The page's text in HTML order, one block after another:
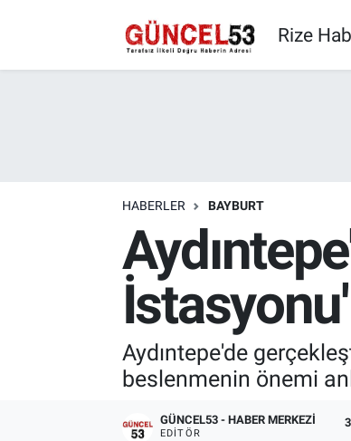
Rize
HABERLER BAYBURT
Aydıntepe'de
beslenmenin önemi
GÜNCEL53 - HABER MERKEZI
EDITÖR